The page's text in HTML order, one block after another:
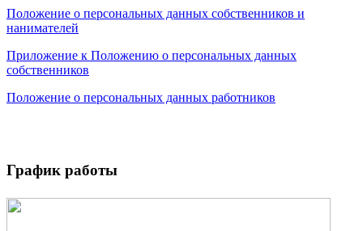
Положение о персональных данных собственников и
нанимателей
Приложение к Положению о персональных данных
собственников
Положение о персональных данных работников
График работы